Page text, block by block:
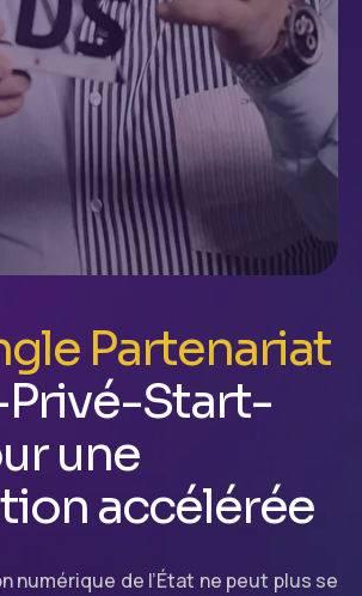
Partenariat
Start-
une
accélérée
numérique de l’État ne peut plus se